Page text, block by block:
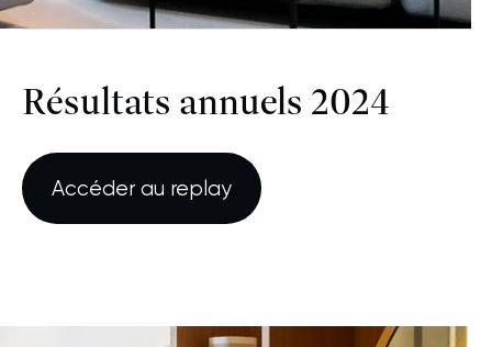
Résultats annuels 2024
Accéder au replay